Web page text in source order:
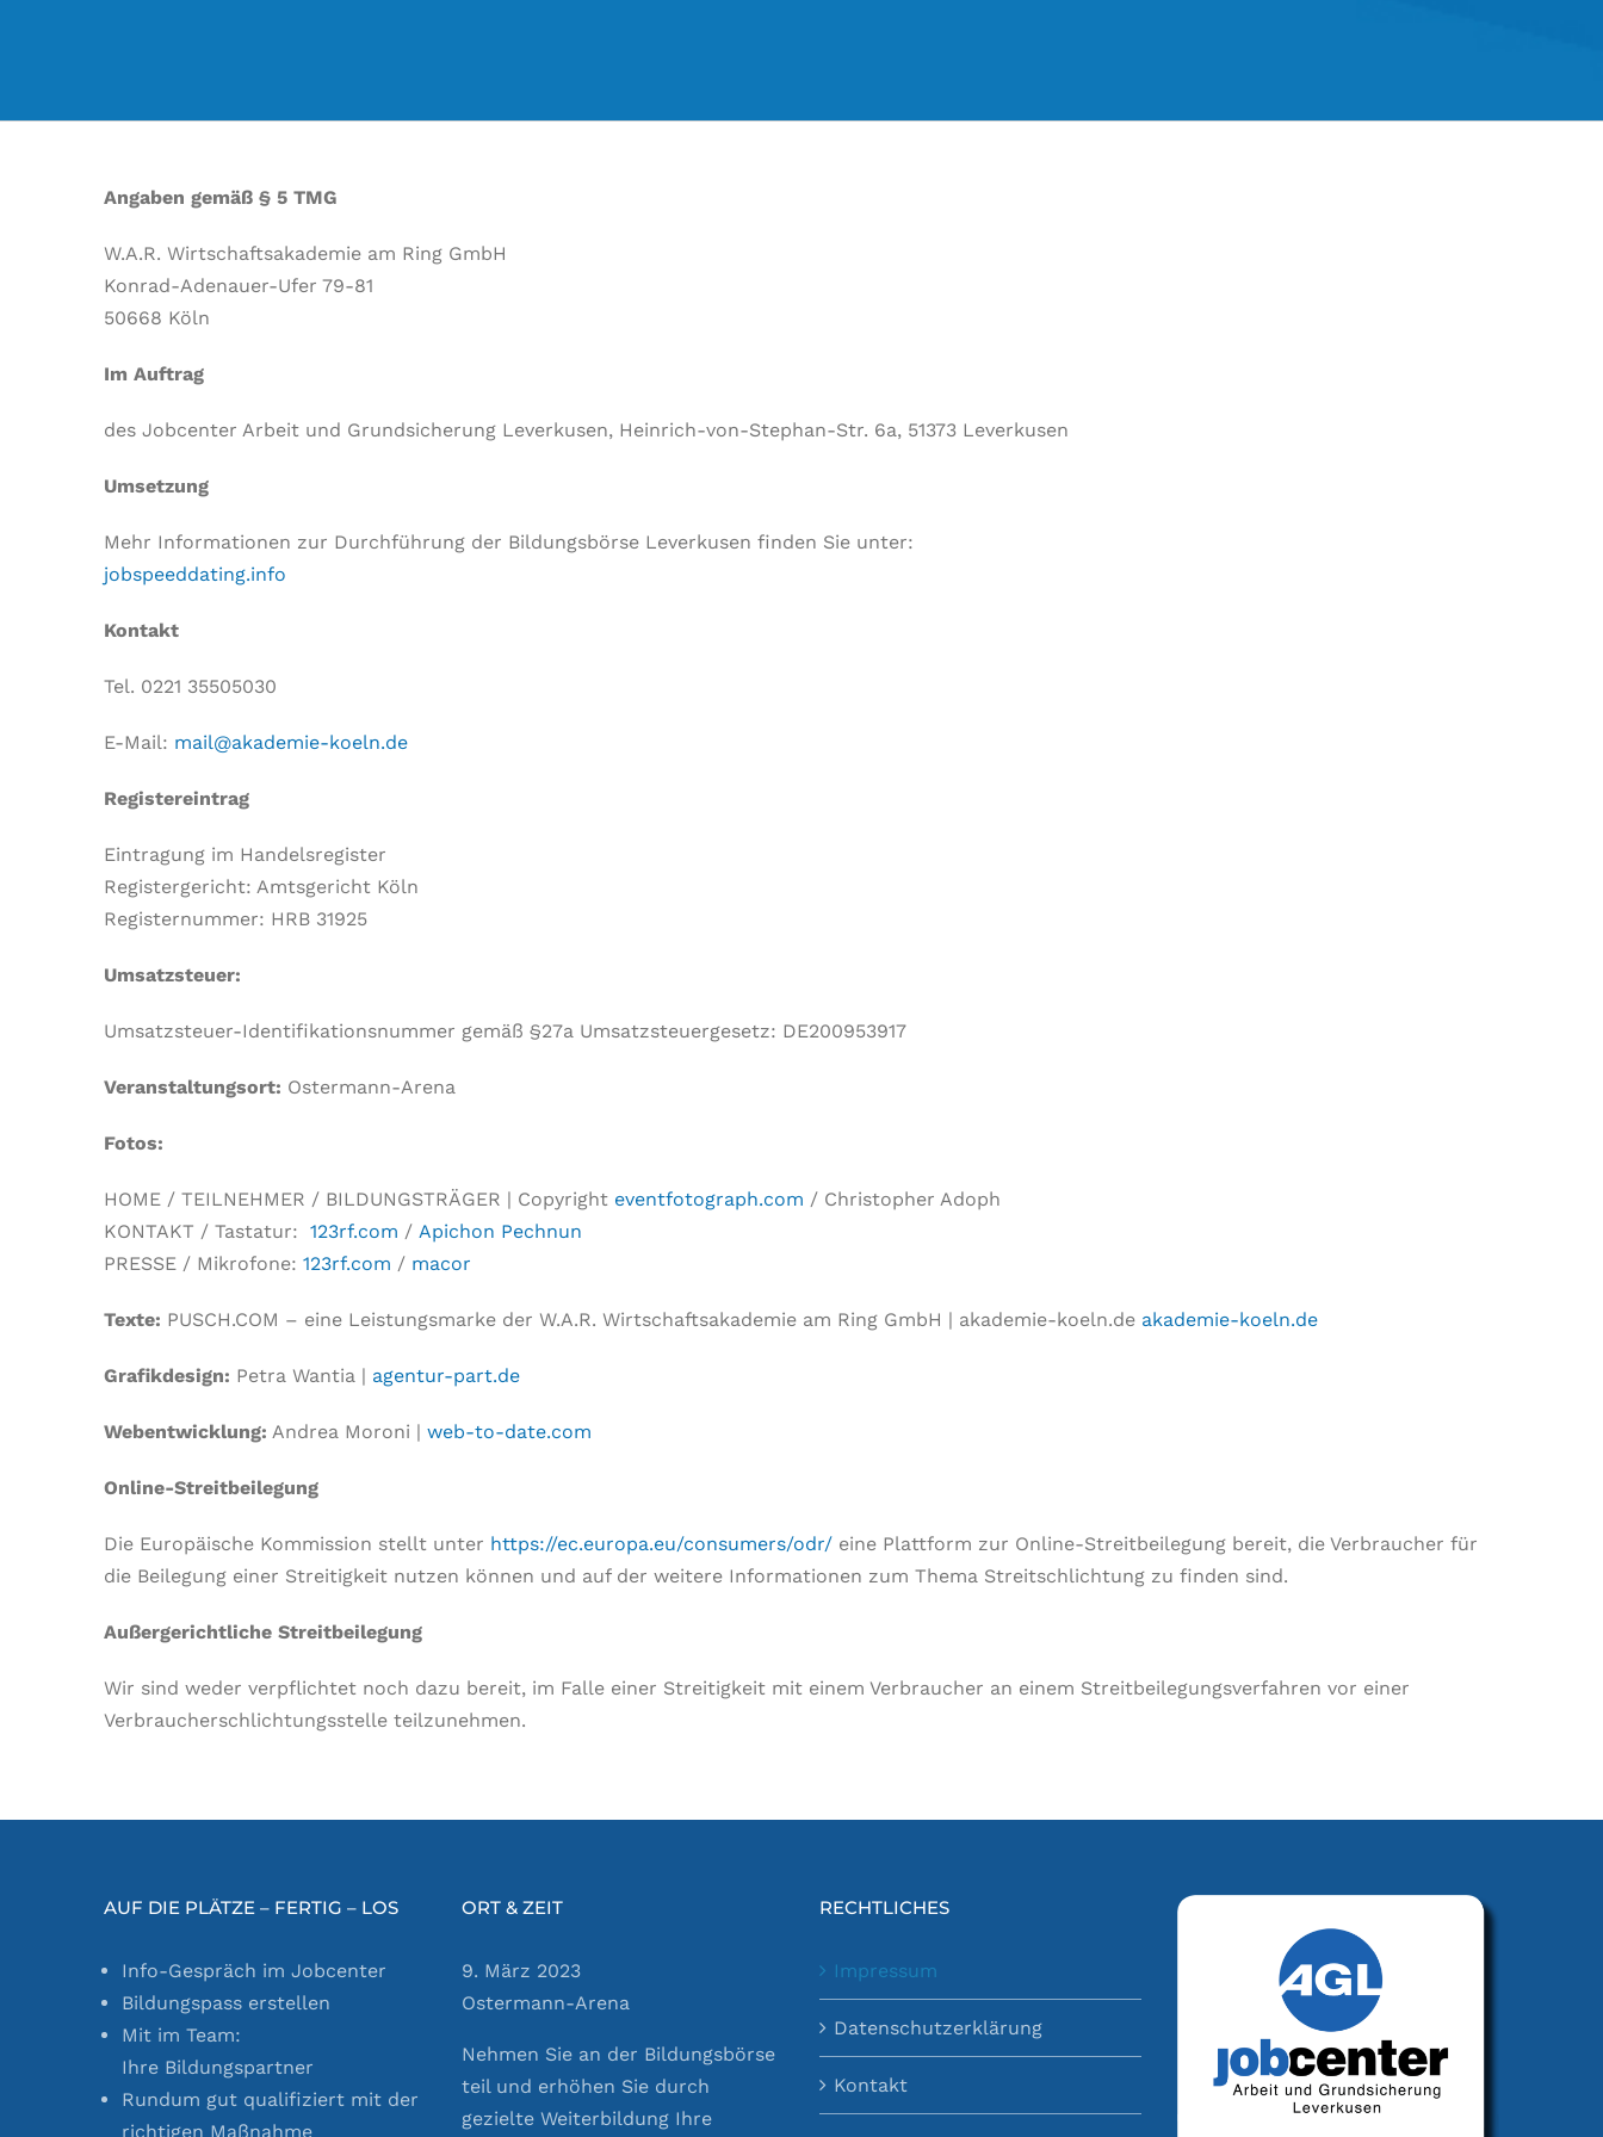
Angaben gemäß § 5 TMG
W.A.R. Wirtschaftsakademie am Ring GmbH
Konrad-Adenauer-Ufer 79-81
50668 Köln
Im Auftrag
des Jobcenter Arbeit und Grundsicherung Leverkusen, Heinrich-von-Stephan-Str. 6a, 51373 Leverkusen
Umsetzung
Mehr Informationen zur Durchführung der Bildungsbörse Leverkusen finden Sie unter:
jobspeeddating.info
Kontakt
Tel. 0221 35505030
E-Mail: mail@akademie-koeln.de
Registereintrag
Eintragung im Handelsregister
Registergericht: Amtsgericht Köln
Registernummer: HRB 31925
Umsatzsteuer:
Umsatzsteuer-Identifikationsnummer gemäß §27a Umsatzsteuergesetz: DE200953917
Veranstaltungsort: Ostermann-Arena
Fotos:
HOME / TEILNEHMER / BILDUNGSTRÄGER | Copyright eventfotograph.com / Christopher Adoph
KONTAKT / Tastatur: 123rf.com / Apichon Pechnun
PRESSE / Mikrofone: 123rf.com / macor
Texte: PUSCH.COM – eine Leistungsmarke der W.A.R. Wirtschaftsakademie am Ring GmbH | akademie-koeln.de akademie-koeln.de
Grafikdesign: Petra Wantia | agentur-part.de
Webentwicklung: Andrea Moroni | web-to-date.com
Online-Streitbeilegung
Die Europäische Kommission stellt unter https://ec.europa.eu/consumers/odr/ eine Plattform zur Online-Streitbeilegung bereit, die Verbraucher für
die Beilegung einer Streitigkeit nutzen können und auf der weitere Informationen zum Thema Streitschlichtung zu finden sind.
Außergerichtliche Streitbeilegung
Wir sind weder verpflichtet noch dazu bereit, im Falle einer Streitigkeit mit einem Verbraucher an einem Streitbeilegungsverfahren vor einer
Verbraucherschlichtungsstelle teilzunehmen.
AUF DIE PLÄTZE – FERTIG – LOS
Info-Gespräch im Jobcenter
Bildungspass erstellen
Mit im Team:
Ihre Bildungspartner
Rundum gut qualifiziert mit der
richtigen Maßnahme
ORT & ZEIT
9. März 2023
Ostermann-Arena
Nehmen Sie an der Bildungsbörse
teil und erhöhen Sie durch
gezielte Weiterbildung Ihre
RECHTLICHES
Impressum
Datenschutzerklärung
Kontakt